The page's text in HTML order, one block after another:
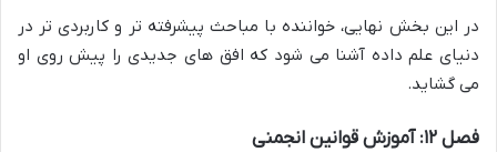
در این بخش نهایی، خواننده با مباحث پیشرفته تر و کاربردی تر در
دنیای علم داده آشنا می شود که افق های جدیدی را پیش روی او
می گشاید.
فصل ۱۲: آموزش قوانین انجمنی